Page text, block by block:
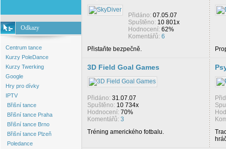
Odkazy
Centrum tance
Kurzy PoleDance
Kurzy Twerking
Google
Hry pro dívky
IPTV
Břišní tance
Břišní tance Praha
Břišní tance Brno
Břišní tance Plzeň
Poledance
Přidáno: 07.05.07
Spuštěno: 10 801x
Hodnocení: 62%
Komentářů: 6
Přistaňte bezpečně.
3D Field Goal Games
Přidáno: 31.07.07
Spuštěno: 10 734x
Hodnocení: 70%
Komentářů: 3
Tréning amerického fotbalu.